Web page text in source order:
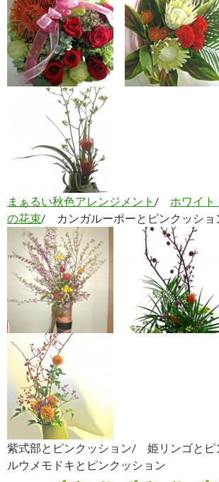
まぁるい秋色アレンジメント / ホワイト
の花束/ カンガルーポーとピンクッショ
紫式部とピンクッション/ 姫リンゴと
ルウメモドキとピンクッション